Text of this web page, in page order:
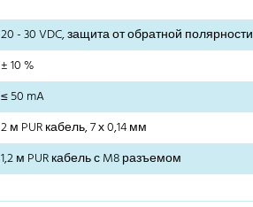
20 - 30 VDC, защита от обратной полярности
± 10 %
≤ 50 mA
2 м PUR кабель, 7 х 0,14 мм
1,2 м PUR кабель с M8 разъемом